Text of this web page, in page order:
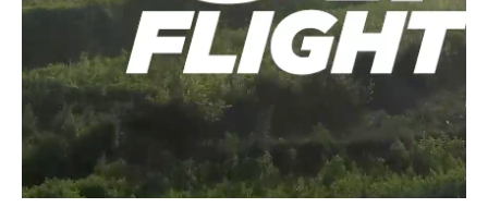
Топ продаж